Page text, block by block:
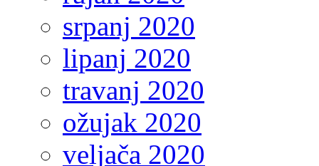
srpanj 2020
lipanj 2020
travanj 2020
ožujak 2020
veljača 2020